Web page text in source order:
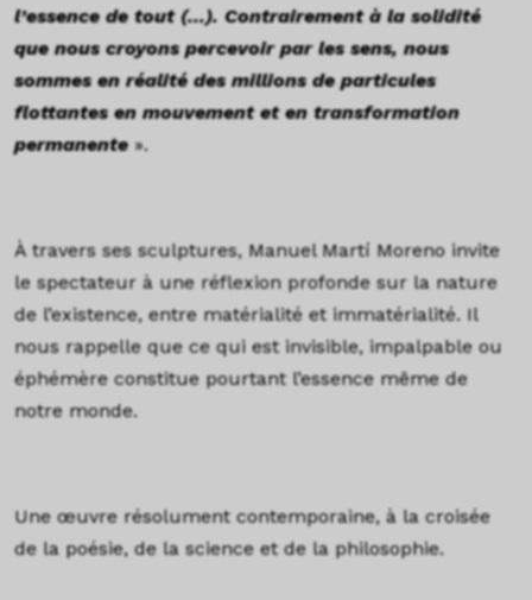
l’essence de tout (…). Contrairement à la solidité
que nous croyons percevoir par les sens, nous
sommes en réalité des millions de particules
flottantes en mouvement et en transformation
permanente».
À travers ses sculptures, Manuel Martí Moreno invite
le spectateur à une réflexion profonde sur la nature
de l’existence, entre matérialité et immatérialité. Il
nous rappelle que ce qui est invisible, impalpable ou
éphémère constitue pourtant l’essence même de
notre monde.
Une œuvre résolument contemporaine, à la croisée
de la poésie, de la science et de la philosophie.